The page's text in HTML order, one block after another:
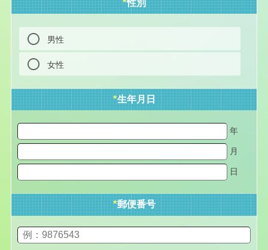
性別
男性
女性
★生年月日
年
月
日
★郵便番号